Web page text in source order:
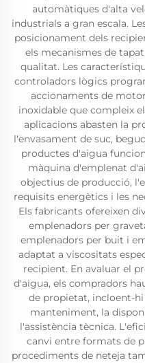
automàtiques d'alta
industrials a gran escala.
posicionament dels
els mecanismes de
qualitat. Les
controladors lògics
accionaments de
inoxidable que compleix
aplicacions abasten la
l'envasament de suc,
productes d'aigua
màquina d'emplenat
objectius de producció,
requisits energètics i les
Els fabricants ofereixen
emplenadors per
emplenadors per buit i
adaptat a viscositats
recipient. En avaluar el
d'aigua, els compradors
de propietat, incloent-hi
manteniment, la
l'assistència tècnica.
canvi entre formats de
procediments de neteja